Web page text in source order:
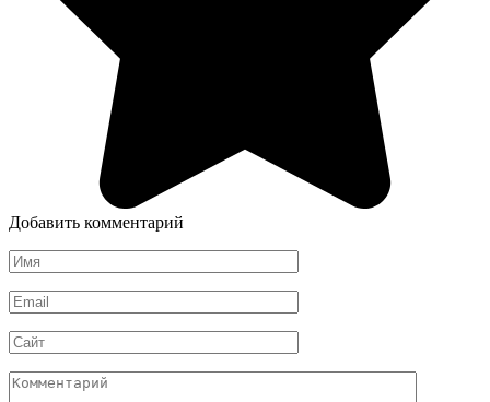
Добавить комментарий
Имя
*
Email
*
Сайт
Комментарий